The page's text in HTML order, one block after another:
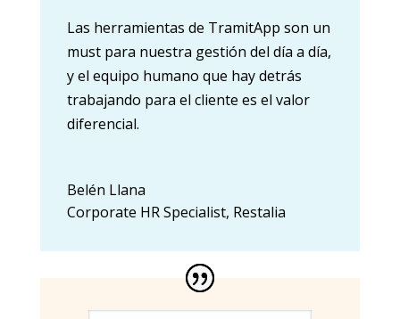
Las herramientas de TramitApp son un
must para nuestra gestión del día a día,
y el equipo humano que hay detrás
trabajando para el cliente es el valor
diferencial.
Belén Llana
Corporate HR Specialist, Restalia